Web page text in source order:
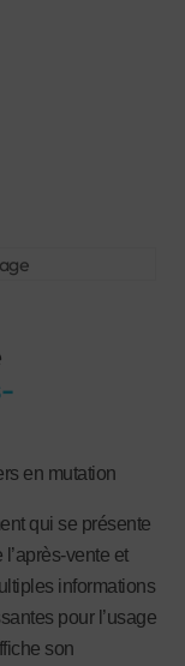
en mutation
qui se présente
vente et
informations
pour l’usage
son